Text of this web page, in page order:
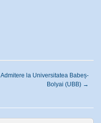
Admitere la Universitatea Babeș-
Bolyai (UBB) →